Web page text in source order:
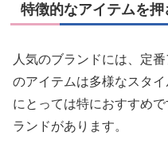
特徴的なアイテムを押
人気のブランドには、定
のアイテムは多様なスタ
にとっては特におすすめ
ランドがあります。